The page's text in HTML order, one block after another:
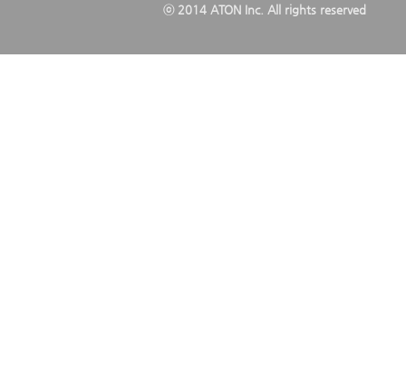
ⓒ 2014 ATON Inc. All rights reserved